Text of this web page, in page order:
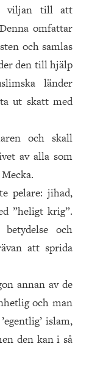
viljan till att
omfattar
och samlas
den till hjälp
länder
ut skatt med
och skall
av alla som
pelare: jihad,
”heligt krig”.
och
att sprida
annan av de
och man
islam,
den kan i så